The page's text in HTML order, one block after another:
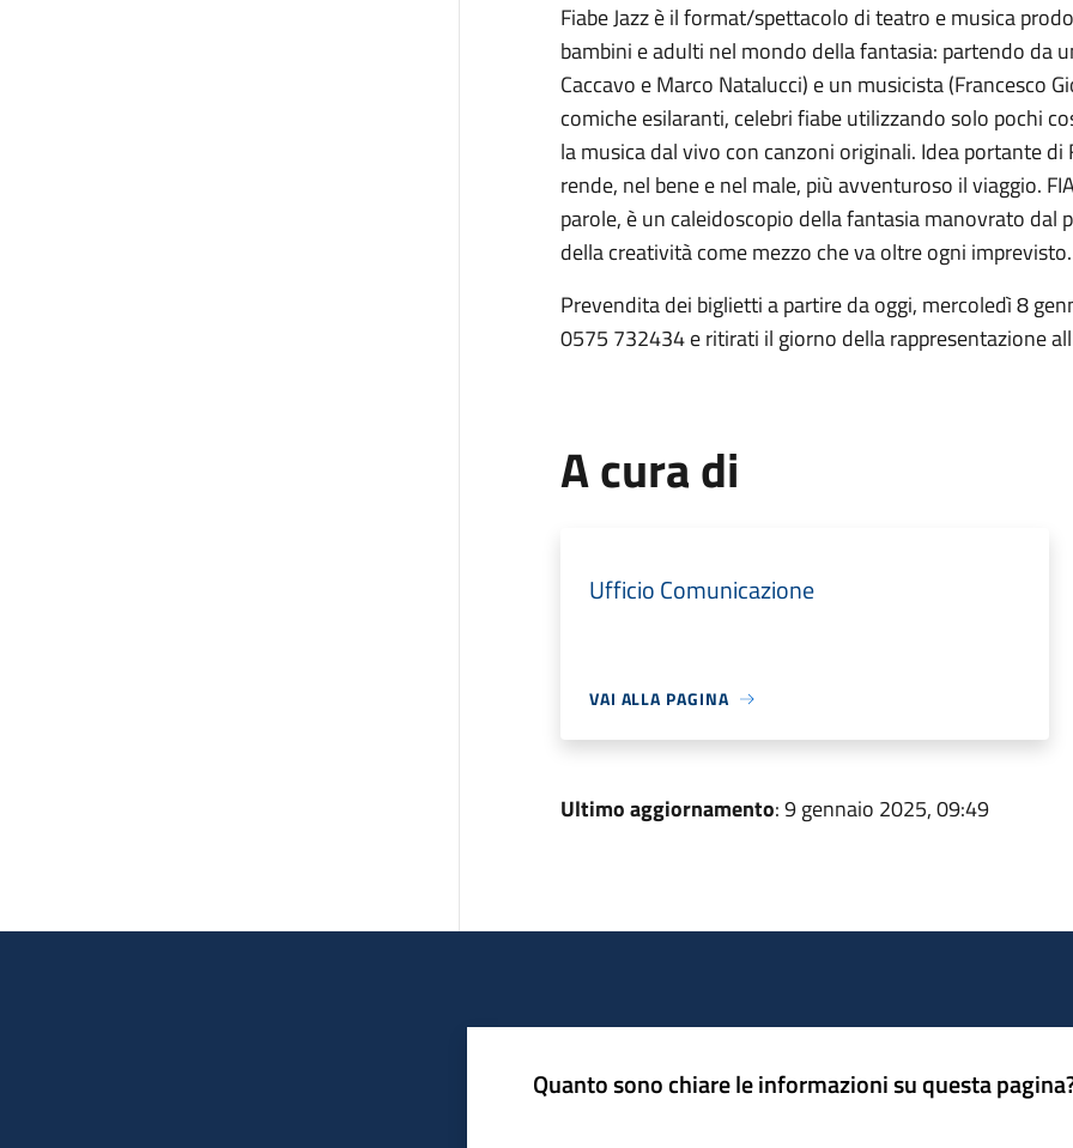
Fiabe Jazz è il format/spettacolo di teatro e musica
bambini e adulti nel mondo della fantasia: partendo da
Caccavo e Marco Natalucci) e un musicista (Francesco
comiche esilaranti, celebri fiabe utilizzando solo pochi
la musica dal vivo con canzoni originali. Idea portante
rende, nel bene e nel male, più avventuroso il viaggio.
parole, è un caleidoscopio della fantasia manovrato dal
della creatività come mezzo che va oltre ogni imprevisto.
Prevendita dei biglietti a partire da oggi, mercoledì 8
0575 732434 e ritirati il giorno della rappresentazione
A cura di
Ufficio Comunicazione
VAI ALLA PAGINA
Ultimo aggiornamento: 9 gennaio 2025, 09:49
Quanto sono chiare le informazioni su questa